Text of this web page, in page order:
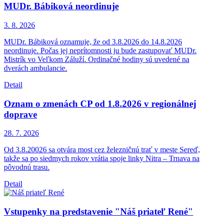
MUDr. Bábiková neordinuje
3. 8. 2026
MUDr. Bábiková oznamuje, že od 3.8.2026 do 14.8.2026
neordinuje. Počas jej neprítomnosti ju bude zastupovať MUDr.
Mistrík vo Veľkom Záluží. Ordinačné hodiny sú uvedené na
dverách ambulancie.
Detail
Oznam o zmenách CP od 1.8.2026 v regionálnej
doprave
28. 7. 2026
Od 3.8.20026 sa otvára most cez železničnú trať v meste Sereď,
takže sa po siedmych rokov vrátia spoje linky Nitra – Trnava na
pôvodnú trasu.
Detail
Vstupenky na predstavenie "Náš priateľ René"